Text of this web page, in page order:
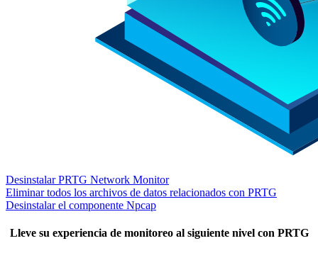
Desinstalar PRTG Network Monitor
Eliminar todos los archivos de datos relacionados con PRTG
Desinstalar el componente Npcap
Lleve su experiencia de monitoreo al siguiente nivel con PRTG